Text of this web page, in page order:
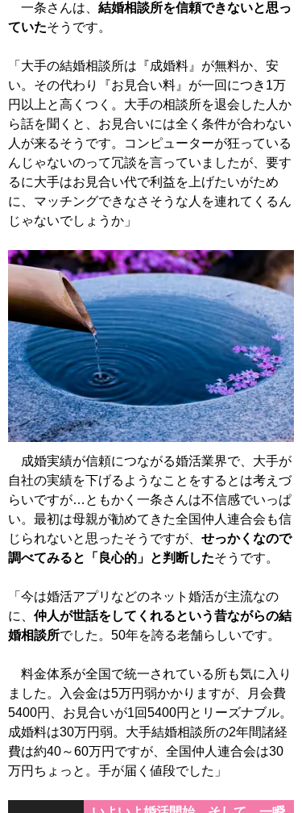
一条さんは、 結婚相談所を信頼できないと思っ
ていたそうです。
「大手の結婚相談所は『成婚料』が無料か、安
い。その代わり『お見合い料』が一回につき1万
円以上と高くつく。大手の相談所を退会した人か
ら話を聞くと、お見合いには全く条件が合わない
人が来るそうです。コンピューターが狂っている
んじゃないのって冗談を言っていましたが、要す
るに大手はお見合い代で利益を上げたいがため
に、マッチングできなさそうな人を連れてくるん
じゃないでしょうか」
成婚実績が信頼につながる婚活業界で、大手が
自社の実績を下げるようなことをするとは考えづ
らいですが…ともかく一条さんは不信感でいっぱ
い。最初は母親が勧めてきた全国仲人連合会も信
じられないと思ったそうですが、 せっかくなので
調べてみると「良心的」と判断したそうです。
「今は婚活アプリなどのネット婚活が主流なの
に、 仲人が世話をしてくれるという昔ながらの結
婚相談所でした。50年を誇る老舗らしいです。
料金体系が全国で統一されている所も気に入り
ました。入会金は5万円弱かかりますが、月会費
5400円、お見合いが1回5400円とリーズナブル。
成婚料は30万円弱。大手結婚相談所の2年間諸経
費は約40～60万円ですが、全国仲人連合会は30
万円ちょっと。手が届く値段でした」